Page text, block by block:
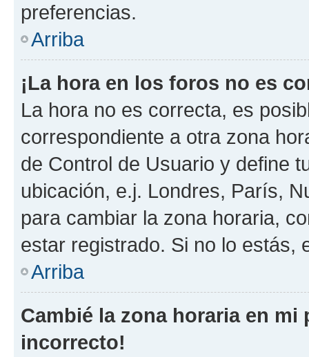
preferencias.
Arriba
¡La hora en los foros no es
La hora no es correcta, es
correspondiente a otra zona
de Control de Usuario y define
ubicación, e.j. Londres, París,
para cambiar la zona horaria,
estar registrado. Si no lo estás,
Arriba
Cambié la zona horaria en
incorrecto!